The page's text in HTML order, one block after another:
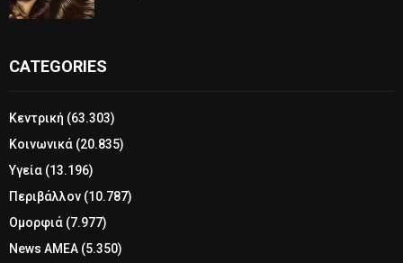
CATEGORIES
Κεντρική (63.303)
Κοινωνικά (20.835)
Υγεία (13.196)
Περιβάλλον (10.787)
Ομορφιά (7.977)
News ΑΜΕΑ (5.350)